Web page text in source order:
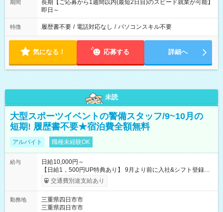
期間
長期【ご応募から1週間以内(最短2日目)のスピード就業が可能】
即日～
特徴 履歴書不要 / 電話対応なし / パソコンスキル不要
気になる！ 応募する 詳細へ
未読
大型スポーツイベントの警備スタッフ/9~10月の
短期! 履歴書不要★宿泊費全額無料
アルバイト 職種未経験OK
給与
日給10,000円～
【日給1，500円UP特典あり】 9月より前に入社&シフト登録す
ると 期間中(9/16~10/23) の日給がUP! 日給1万1500円でしっか
り稼げます♪ 【試用期間】試用期間なし
交通費別途支給あり
勤務地
三重県四日市市
三重県四日市市